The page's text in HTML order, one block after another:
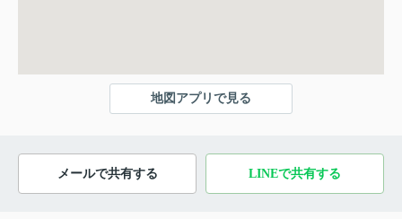
地図アプリで見る
メールで共有する LINEで共有する